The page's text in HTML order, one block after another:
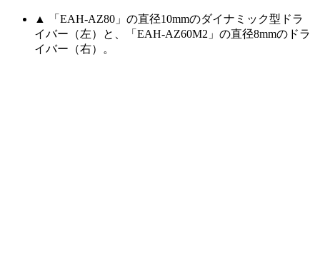
▲ 「EAH-AZ80」の直径10mmのダイナミック型ドラ
イバー（左）と、「EAH-AZ60M2」の直径8mmのドラ
イバー（右）。